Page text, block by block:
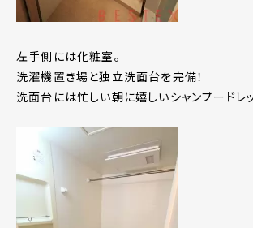
左手側には化粧室。
洗濯機置き場と独立洗面台を完備！
洗面台には忙しい朝に嬉しいシャンプードレ